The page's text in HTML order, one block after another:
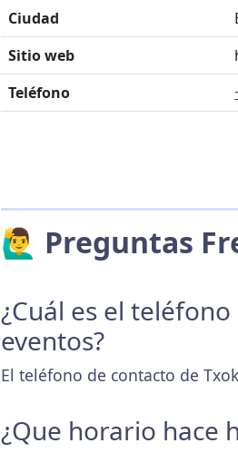
Ciudad
Sitio web
Teléfono
🙋‍♂️ Preguntas
¿Cuál es el
eventos?
El teléfono de contacto de
¿Que horario hace